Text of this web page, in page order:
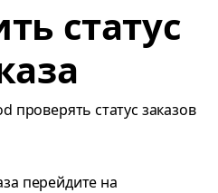
cтатус
проверять статус заказов
перейдите на